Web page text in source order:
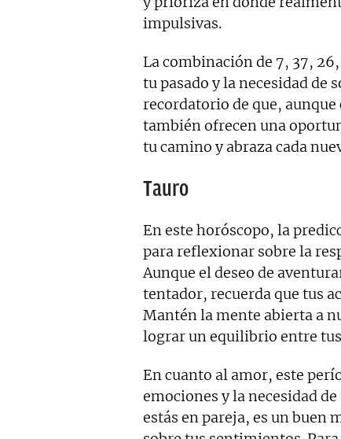
impulsivas.
La combinación de 7, 37,
tu pasado y la necesidad de
recordatorio de que,
también ofrecen una
tu camino y abraza cada
Tauro
En este horóscopo, la
para reflexionar sobre la
Aunque el deseo de
tentador, recuerda que tus
Mantén la mente abierta a
lograr un equilibrio entre tus
En cuanto al amor, este
emociones y la necesidad
estás en pareja, es un buen